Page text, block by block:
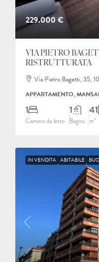
229.000 €
VIA PIETRO
RISTRUTTURATA
Via Pietro Bagetti, 35,
APPARTAMENTO,
1
Camera da letto
1
Bagno
41
m²
IN VENDITA ABITABILE